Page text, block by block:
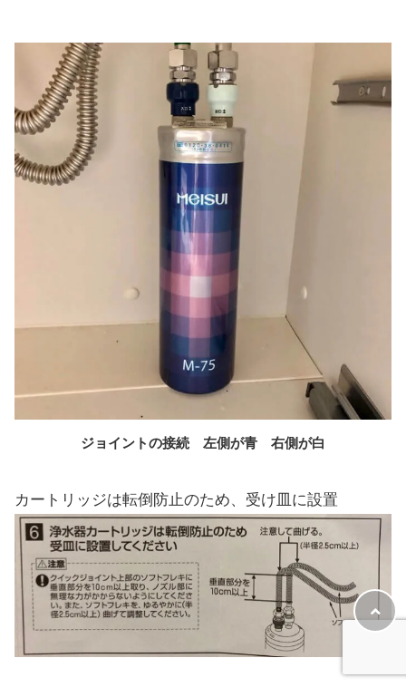
ジョイントの接続 左側が青 右側が白
カートリッジは転倒防止のため、受け皿に設置